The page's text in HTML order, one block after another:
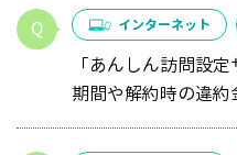
インターネット
「あんしん訪問設
期間や解約時の違約